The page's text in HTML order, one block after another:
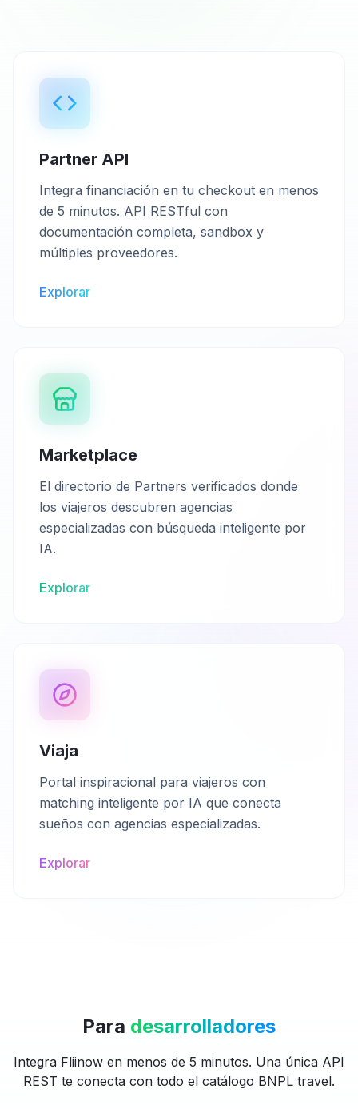
Partner API
Integra financiación en tu checkout en menos
de 5 minutos. API RESTful con
documentación completa, sandbox y
múltiples proveedores.
Explorar
Marketplace
El directorio de Partners verificados donde
los viajeros descubren agencias
especializadas con búsqueda inteligente por
IA.
Explorar
Viaja
Portal inspiracional para viajeros con
matching inteligente por IA que conecta
sueños con agencias especializadas.
Explorar
Para desarrolladores
Integra Fliinow en menos de 5 minutos. Una única API
REST te conecta con todo el catálogo BNPL travel.